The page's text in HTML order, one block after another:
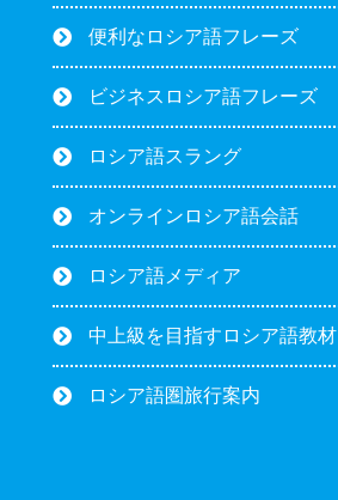
便利なロシア語フレーズ
ビジネスロシア語フレーズ
ロシア語スラング
オンラインロシア語会話
ロシア語メディア
中上級を目指すロシア語教材
ロシア語圏旅行案内